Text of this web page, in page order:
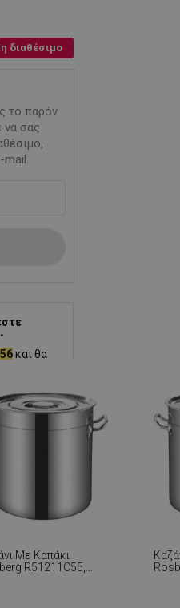
διαθέσιμο
και θα
το παρόν
να σας
mail.
Με Καπάκι
R51211C55,